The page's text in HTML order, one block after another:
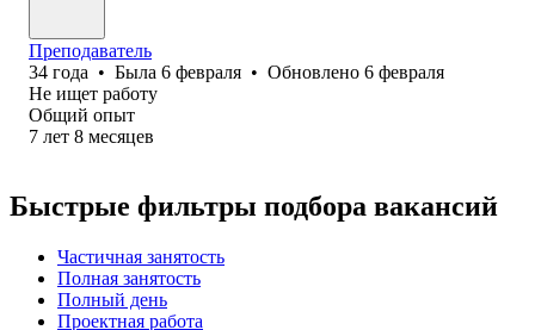
Преподаватель
34 года • Была 6 февраля • Обновлено 6 февраля
Не ищет работу
Общий опыт
7 лет 8 месяцев
Быстрые фильтры подбора вакансий
Частичная занятость
Полная занятость
Полный день
Проектная работа